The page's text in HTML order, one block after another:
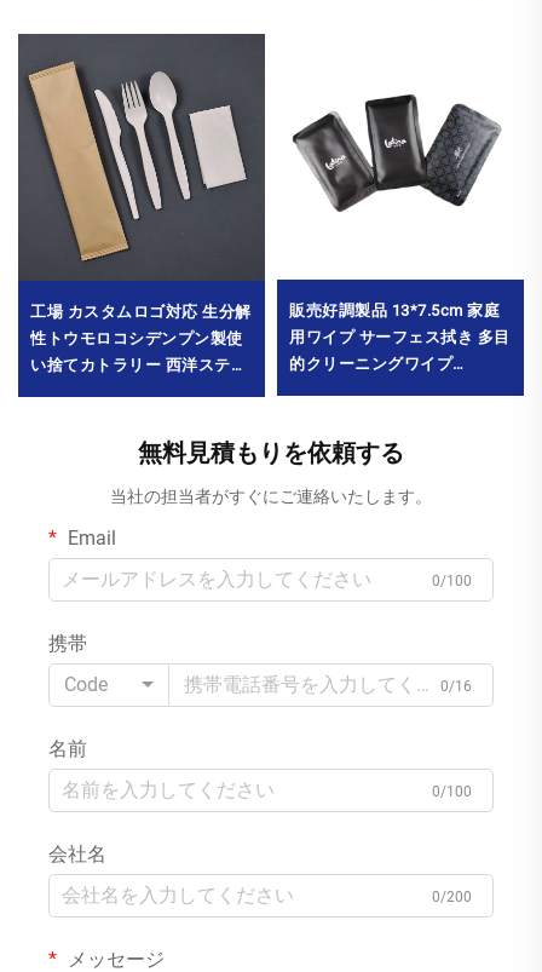
工場 カスタムロゴ対応 生分解
性トウモロコシデンプン製使
い捨てカトラリー 西洋ステー
スチック MOQ 10000パック
販売好調製品 13*7.5cm 家庭
用ワイプ サーフェス拭き 多目
的クリーニングワイプ
無料見積もりを依頼する
当社の担当者がすぐにご連絡いたします。
Email
0/100
携帯
Code
0/16
名前
0/100
会社名
0/200
メッセージ